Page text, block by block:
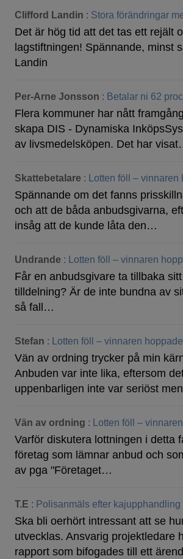
Clifford Landin : Stora förändringar
Det är hög tid att det tas ett rejält
lagstiftningen! Spännande, minst
Landin
Per-Arne Jonsson : Betalar ni 62
Flera kommuner har nått
skapa DIS - Dynamiska
av livsmedelsköpen. Det har
Skattebetalare : Lotten föll – vinnaren
Spännande om det fanns
och att de båda anbudsgivarna,
insåg att de kunde låta den…
Undrande : Lotten föll – vinnaren
Får en anbudsgivare ta tillbaka
tilldelning? Är de inte bundna av
så fall…
Stefan : Lotten föll – vinnaren
Vän av ordning trycker på min
Anbuden var inte lika, eftersom
uppenbarligen inte var seriöst
Vän av ordning : Lotten föll –
Varför diskutera lottningen i detta
företag som lämnar anbud och
av pga "Företaget…
T.E : Polisanmäls efter kajupphandling
Ska bli oerhört intressant att se
utvecklas. Ansvarig projektledare
rapport som bifogades till ett